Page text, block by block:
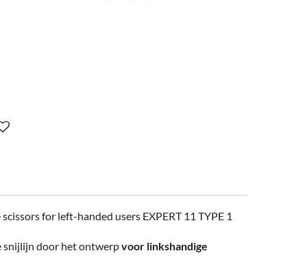
for left-handed users EXPERT 11 TYPE 1
snijlijn door het ontwerpvoor linkshandige